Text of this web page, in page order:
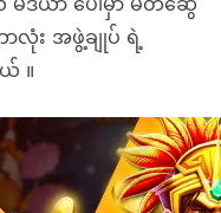
ာလုံး အဖွဲ့ချုပ် ရဲ့
။